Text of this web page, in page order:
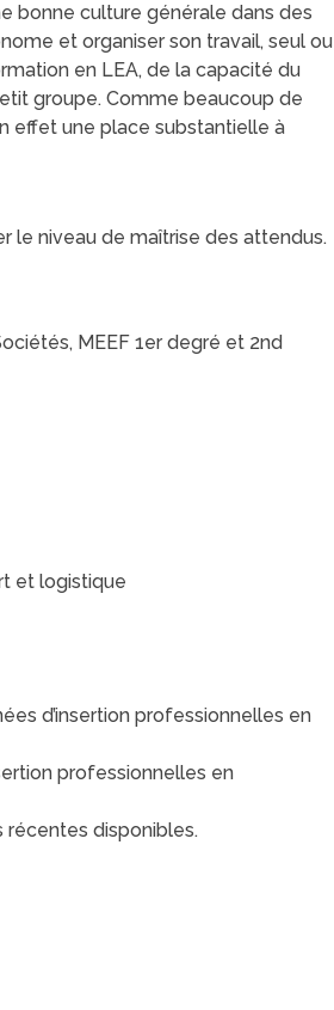
bonne culture générale dans des
et organiser son travail, seul ou
en LEA, de la capacité du
groupe. Comme beaucoup de
effet une place substantielle à
le niveau de maîtrise des attendus.
MEEF 1er degré et 2nd
et logistique
d’insertion professionnelles en
professionnelles en
disponibles.